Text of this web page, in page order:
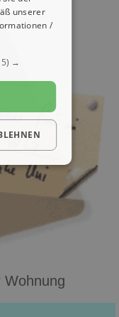
Wohnung
unserer
/
→